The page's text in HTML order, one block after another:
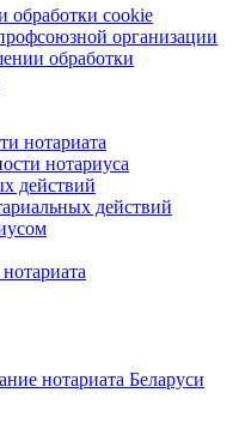
обработки cookie
организации
обработки
нотариата
нотариуса
действий
действий
нотариата Беларуси